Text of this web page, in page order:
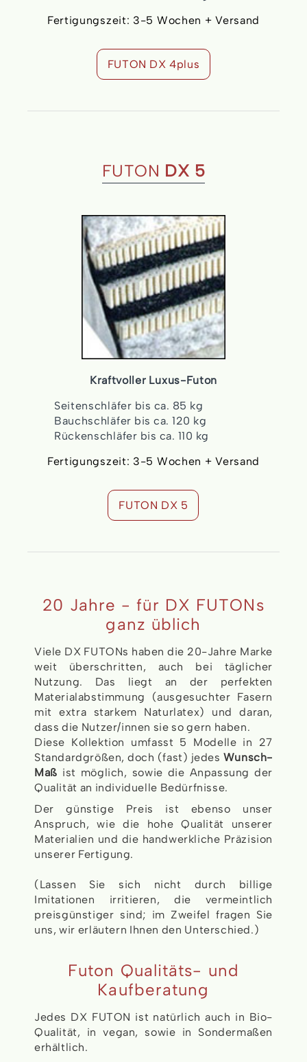
Fertigungszeit: 3-5 Wochen + Versand
FUTON DX 4plus
FUTON DX 5
Kraftvoller Luxus-Futon
Seitenschläfer bis ca. 85 kg
Bauchschläfer bis ca. 120 kg
Rückenschläfer bis ca. 110 kg
Fertigungszeit: 3-5 Wochen + Versand
FUTON DX 5
20 Jahre - für DX FUTONs
ganz üblich
Viele DX FUTONs haben die 20-Jahre Marke
weit überschritten, auch bei täglicher
Nutzung. Das liegt an der perfekten
Materialabstimmung (ausgesuchter Fasern
mit extra starkem Naturlatex) und daran,
dass die Nutzer/innen sie so gern haben.
Diese Kollektion umfasst 5 Modelle in 27
Standardgrößen, doch (fast) jedes Wunsch-
Maß ist möglich, sowie die Anpassung der
Qualität an individuelle Bedürfnisse.
Der günstige Preis ist ebenso unser
Anspruch, wie die hohe Qualität unserer
Materialien und die handwerkliche Präzision
unserer Fertigung.
(Lassen Sie sich nicht durch billige
Imitationen irritieren, die vermeintlich
preisgünstiger sind; im Zweifel fragen Sie
uns, wir erläutern Ihnen den Unterschied.)
Futon Qualitäts- und
Kaufberatung
Jedes DX FUTON ist natürlich auch in Bio-
Qualität, in vegan, sowie in Sondermaßen
erhältlich.